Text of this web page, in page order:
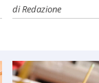
diRedazione